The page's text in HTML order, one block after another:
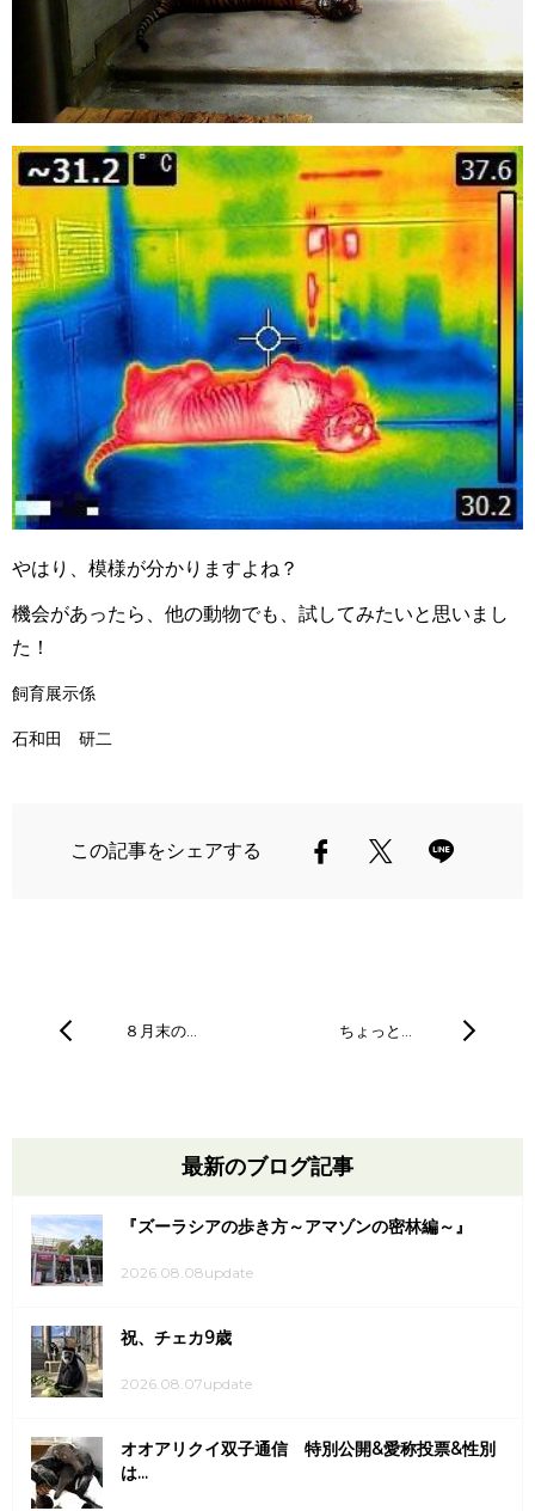
やはり、模様が分かりますよね？
機会があったら、他の動物でも、試してみたいと思いまし
た！
飼育展示係
石和田 研二
この記事をシェアする
８月末の… ちょっと…
最新のブログ記事
『ズーラシアの歩き方～アマゾンの密林編～』
2026.08.08update
祝、チェカ9歳
2026.08.07update
オオアリクイ双子通信 特別公開&愛称投票&性別
は...